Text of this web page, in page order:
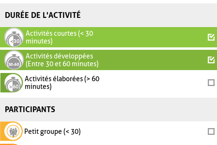
DURÉE DE L'ACTIVITÉ
Activités courtes (< 30
minutes)
Activités développées
(Entre 30 et 60 minutes)
Activités élaborées (> 60
minutes)
PARTICIPANTS
Petit groupe (< 30)